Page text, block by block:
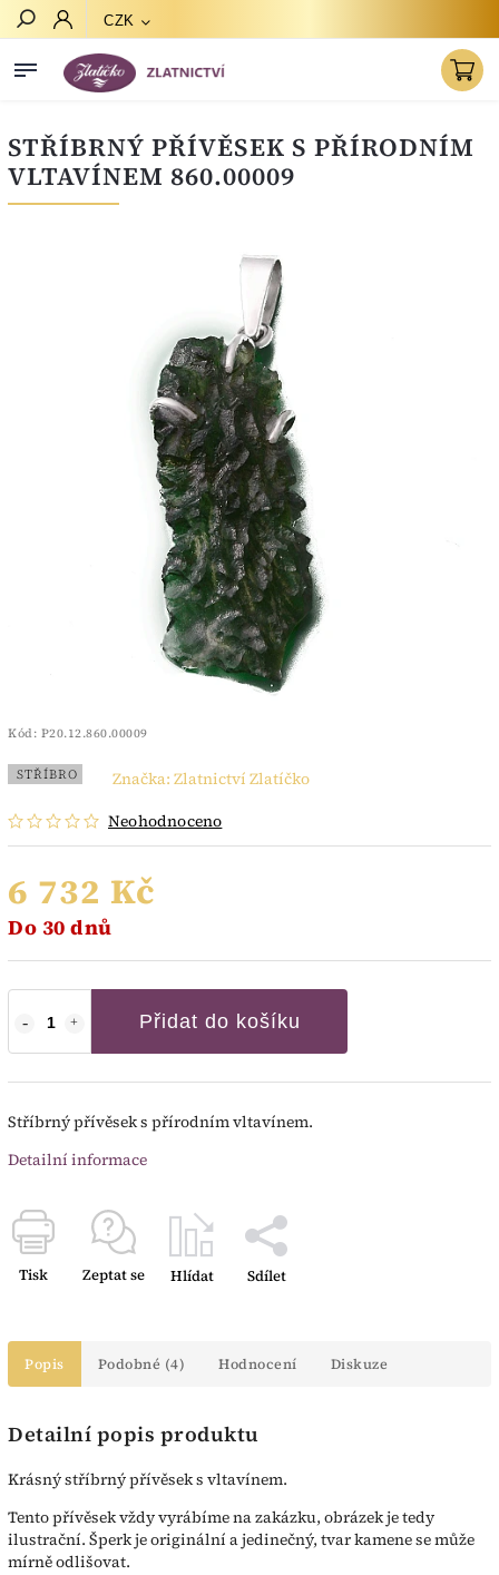
CZK
STŘÍBRNÝ PŘÍVĚSEK S PŘÍRODNÍM
VLTAVÍNEM 860.00009
Kód: P20.12.860.00009
STŘÍBRO
Neohodnoceno
Značka: Zlatnictví Zlatíčko
6 732 Kč
Do 30 dnů
Přidat do košíku
Stříbrný přívěsek s přírodním vltavínem.
Detailní informace
Tisk Zeptat se Hlídat Sdílet
Popis Podobné (4) Hodnocení Diskuze
Detailní popis produktu
Krásný stříbrný přívěsek s vltavínem.
Tento přívěsek vždy vyrábíme na zakázku, obrázek je tedy
ilustrační. Šperk je originální a jedinečný, tvar kamene se může
mírně odlišovat.